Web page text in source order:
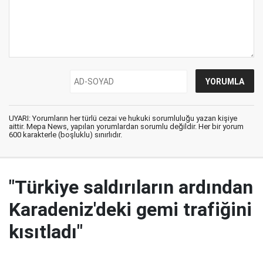
UYARI: Yorumların her türlü cezai ve hukuki sorumluluğu yazan kişiye
aittir. Mepa News, yapılan yorumlardan sorumlu değildir. Her bir yorum
600 karakterle (boşluklu) sınırlıdır.
"Türkiye saldırıların ardından
Karadeniz'deki gemi trafiğini
kısıtladı"